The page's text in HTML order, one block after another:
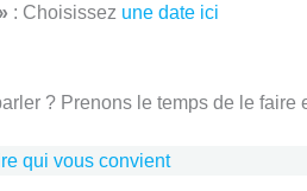
: Choisissez une date ici
? Prenons le temps de le faire
qui vous convient